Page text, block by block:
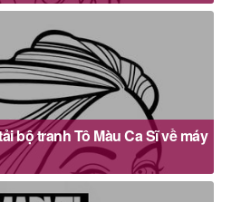
bộ tranh Tô Màu Ca Sĩ về máy